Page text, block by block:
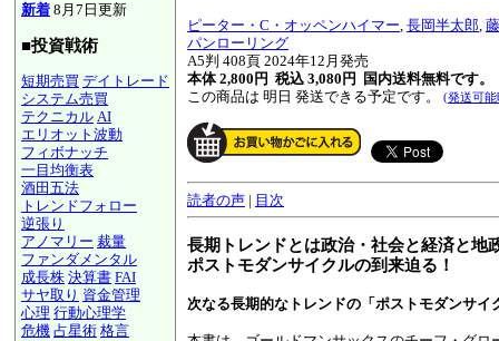
新着 8月7日更新
■投資戦術
短期売買 デイトレード
システム売買
テクニカル AI
エリオット波動
フィボナッチ
一目均衡表
酒田五法
トレンドフォロー
逆張り
アノマリー 裁量
ファンダメンタル
成長株 決算書 FAI
サヤ取り 資金管理
心理 行動心理学
危機 占星術 格言
ピーター・C・オッペンハイマー, 長岡半太郎,
パンローリング
A5判 408頁 2024年12月発売
本体 2,800円 税込 3,080円
国内送料無料です。
この商品は 明日 発送できる予定です。
(発送可
読者の声 | 目次
長期トレンドとは政治・社会と経済と地
ポストモダンサイクルの到来迫る！
次なる長期的なトレンドの「ポストモダンサイ